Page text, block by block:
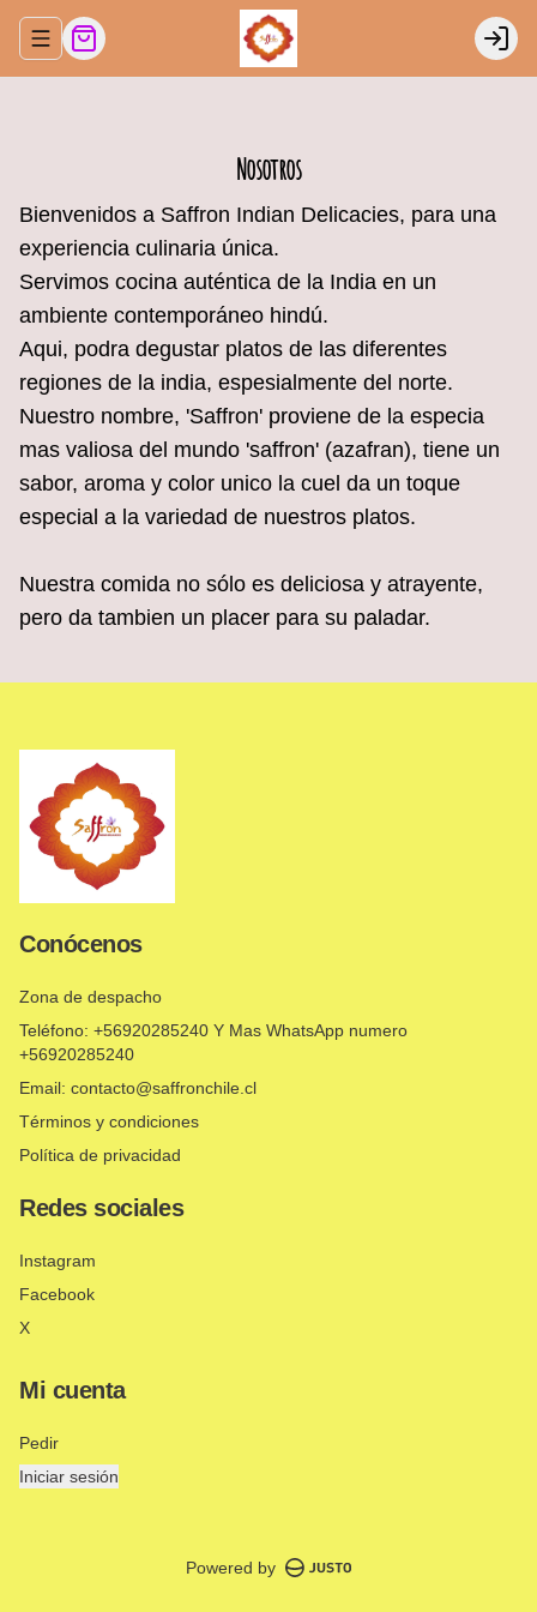
Abrir menu de navegación Login
Nosotros
Bienvenidos a Saffron Indian Delicacies, para una
experiencia culinaria única.
Servimos cocina auténtica de la India en un
ambiente contemporáneo hindú.
Aqui, podra degustar platos de las diferentes
regiones de la india, espesialmente del norte.
Nuestro nombre, 'Saffron' proviene de la especia
mas valiosa del mundo 'saffron' (azafran), tiene un
sabor, aroma y color unico la cuel da un toque
especial a la variedad de nuestros platos.
Nuestra comida no sólo es deliciosa y atrayente,
pero da tambien un placer para su paladar.
Conócenos
Zona de despacho
Teléfono: +56920285240 Y Mas WhatsApp numero
+56920285240
Email: contacto@saffronchile.cl
Términos y condiciones
Política de privacidad
Redes sociales
Instagram
Facebook
X
Mi cuenta
Pedir
Iniciar sesión
Powered by